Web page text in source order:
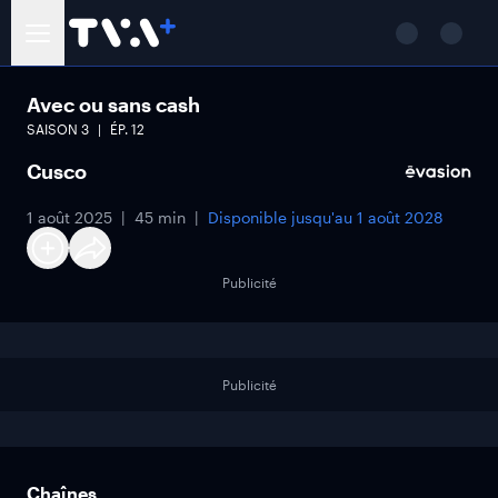
Avec ou sans cash
SAISON 3 ÉP. 12
Cusco
1 août 2025 45 min Disponible jusqu'au 1 août 2028
Publicité
Publicité
Chaînes